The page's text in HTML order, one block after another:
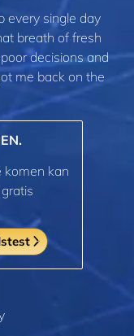
every single day
breath of fresh
decisions and
me back on the
komen kan